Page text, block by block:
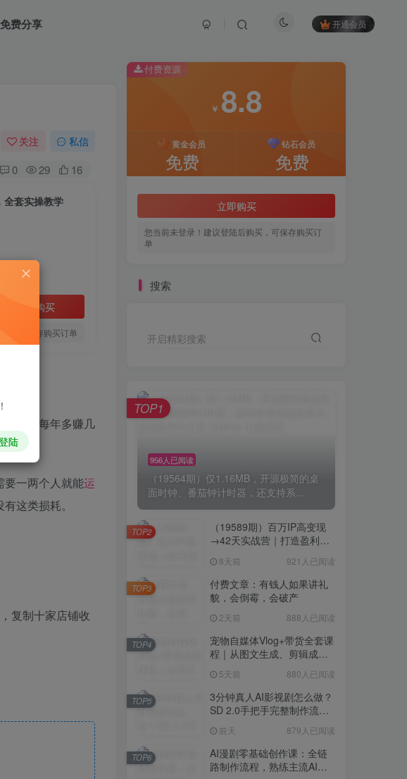
免费分享 开通会员
关注 私信
0 29 16
全套实操教学
立即购买
，可保存购买订单
份副业每年多赚几
要一两个人就能运
这类损耗。
复制十家店铺收
付费资源
￥ 8.8
黄金会员
免费
钻石会员
免费
立即购买
您当前未登录！建议登陆后购买，可保存购买订
单
搜索
开启精彩搜索
956人已阅读
（19564期）仅1.16MB，开源极简的桌
面时钟、番茄钟计时器，还支持系...
TOP1
（19589期）百万IP高变现
→42天实战营｜打造盈利赚
域转化批量成交积累客户案
例
8天前 921人已阅读
TOP2
付费文章：有钱人如果讲礼
貌，会倒霉，会破产
2天前 888人已阅读
TOP3
宠物自媒体Vlog+带货全套课
程｜从图文生成、剪辑成片
5天前 880人已阅读
TOP4
3分钟真人AI影视剧怎么做？
SD 2.0手把手完整制作流程
无限生成
前天 879人已阅读
TOP5
AI漫剧零基础创作课：全链
路制作流程，熟练主流AI工
TOP6
陆